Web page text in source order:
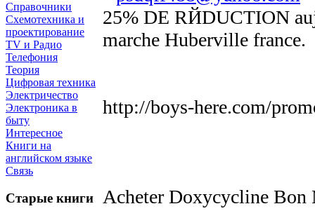
Справочники
Схемотехника и
проектирование
TV и Радио
Телефония
Теория
Цифровая техника
Электричество
Электроника в
быту
Интересное
Книги на
английском языке
Связь
Старые книги
25% DE RЙDUCTION
marche Huberville france.
http://boys-here.com/
Acheter Doxycycline